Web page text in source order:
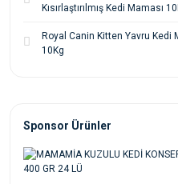
Kısırlaştırılmış Kedi Maması
Royal Canin Kitten Yavru Kedi
10Kg
Sponsor Ürünler